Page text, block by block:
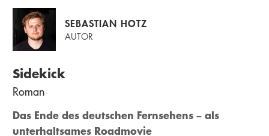
SEBASTIAN HOTZ
AUTOR
Sidekick
Roman
Das Ende des deutschen Fernsehens – als
unterhaltsames Roadmovie